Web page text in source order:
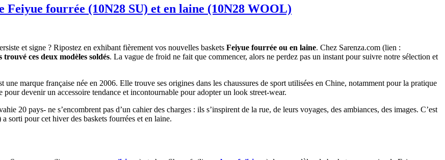
fourrée (10N28 SU) et en laine (10N28 WOOL)
et signe ? Ripostez en exhibant fièrement vos nouvelles baskets Feiyue fourrée ou en laine. Chez Sarenza.com (lien :
trouvé ces deux modèles soldés. La vague de froid ne fait que commencer, alors ne perdez pas un instant pour suivre notre sélection et
une marque française née en 2006. Elle trouve ses origines dans les chaussures de sport utilisées en Chine, notamment pour la pratique
devenir un accessoire tendance et incontournable pour adopter un look street-wear.
20 pays- ne s’encombrent pas d’un cahier des charges : ils s’inspirent de la rue, de leurs voyages, des ambiances, des images. C’est
sorti pour cet hiver des baskets fourrées et en laine.